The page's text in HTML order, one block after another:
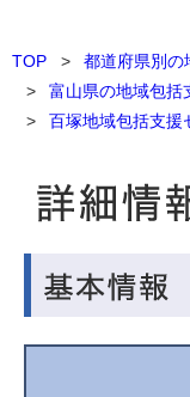
TOP
都道府県別の
富山県の地域包括
百塚地域包括支援